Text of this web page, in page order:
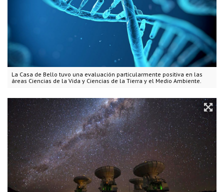
La Casa de Bello tuvo una evaluación particularmente positiva en las
áreas Ciencias de la Vida y Ciencias de la Tierra y el Medio Ambiente.